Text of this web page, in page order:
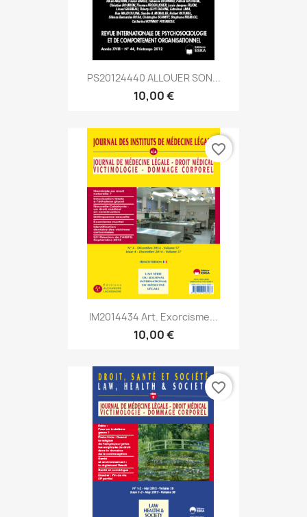
PS20124440 ALLOUER SON...
10,00 €
IM2014434 Art. Exorcisme...
10,00 €
favorite_border
favorite_border